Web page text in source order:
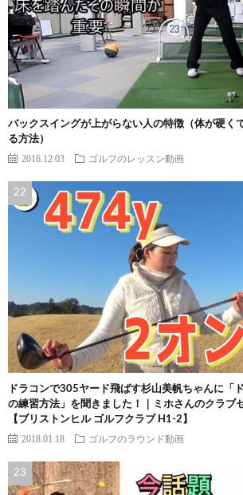
バックスイングが上がらない人の特徴（体が硬く
る方法）
2016.12.03 ゴルフのレッスン動画
ドラコンで305ヤード飛ばす杉山美帆ちゃんに「
の練習方法」を聞きました！｜ミホさんのクラブ
【ブリストンヒル ゴルフクラブ H1-2】
2018.01.18 ゴルフのラウンド動画